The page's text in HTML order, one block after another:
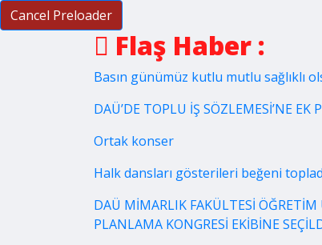
Cancel Preloader
Flaş Haber :
Basın günümüz kutlu mutlu sağlıklı
DAÜ’DE TOPLU İŞ SÖZLEMESİ’NE
Ortak konser
Halk dansları gösterileri beğeni
DAÜ MİMARLIK FAKÜLTESİ ÖĞRETİM
PLANLAMA KONGRESİ EKİBİNE